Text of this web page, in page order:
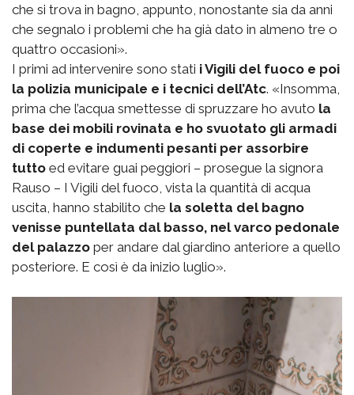
che si trova in bagno, appunto, nonostante sia da anni
che segnalo i problemi che ha già dato in almeno tre o
quattro occasioni».
I primi ad intervenire sono stati i Vigili del fuoco e poi
la polizia municipale e i tecnici dell’Atc. «Insomma,
prima che l’acqua smettesse di spruzzare ho avuto la
base dei mobili rovinata e ho svuotato gli armadi
di coperte e indumenti pesanti per assorbire
tutto ed evitare guai peggiori – prosegue la signora
Rauso – I Vigili del fuoco, vista la quantità di acqua
uscita, hanno stabilito che la soletta del bagno
venisse puntellata dal basso, nel varco pedonale
del palazzo per andare dal giardino anteriore a quello
posteriore. E così è da inizio luglio».